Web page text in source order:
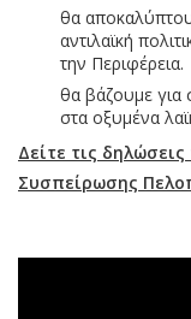
θα
αντιλαϊκή
την Περιφέρεια.
θα βάζουμε για
στα οξυμένα
Δείτε τις
Συσπείρωσης